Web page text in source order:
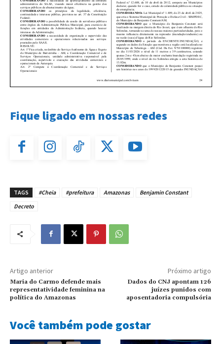
Fique ligado em nossas redes
TAGS #Cheia #prefeitura Amazonas
Benjamin Constant
Decreto
Artigo anterior
Maria do Carmo defende mais
representatividade feminina na
política do Amazonas
Próximo artigo
Dados do CNJ apontam 126
juízes punidos com
aposentadoria compulsória
Você também pode gostar